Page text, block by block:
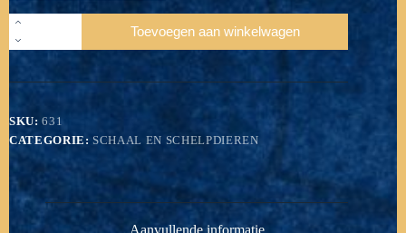
Mosselen
Imperial
kg
Toevoegen aan winkelwagen
SKU:631
CATEGORIE:SCHAAL EN SCHELPDIEREN
Aanvullende informatie